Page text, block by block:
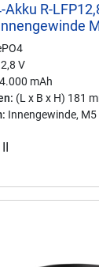
Akku R-
V
mAh
(L x B x H) 181
Innengewinde, M5